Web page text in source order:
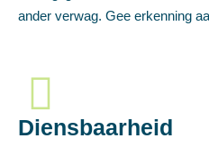
ander verwag. Gee erkenning
Diensbaarheid